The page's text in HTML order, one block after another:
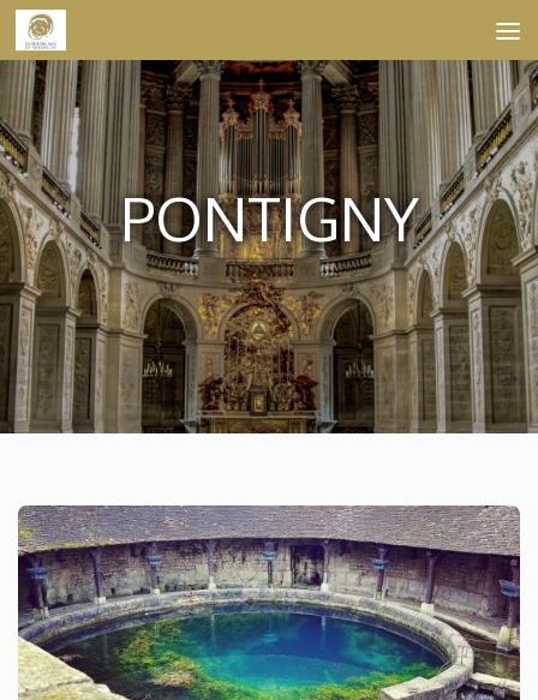
Skip to content
PONTIGNY